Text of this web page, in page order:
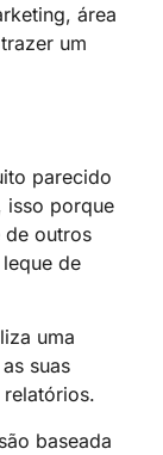
área
um
parecido
isso porque
de outros
de
uma
suas
baseada